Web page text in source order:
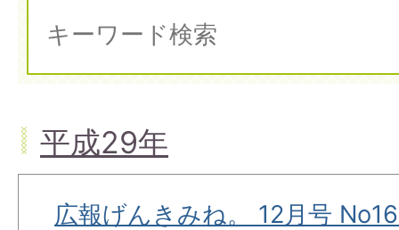
平成29年
広報げんきみね。 12月号